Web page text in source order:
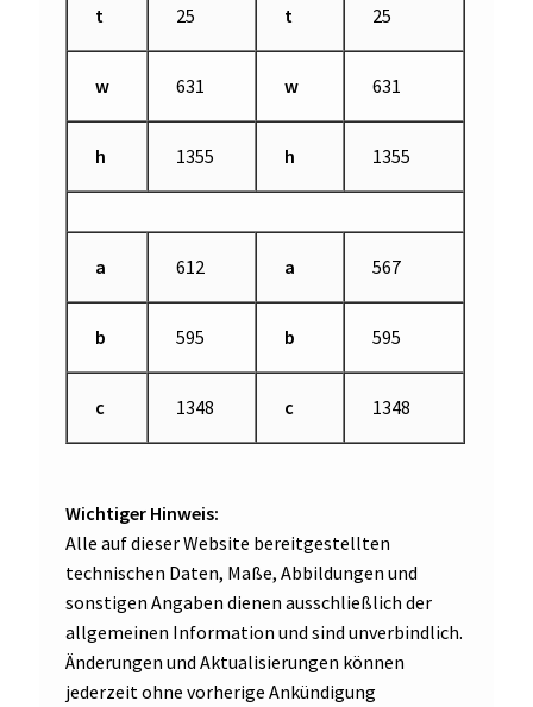
t 25 t 25
w 631 w 631
h 1355 h 1355
a 612 a 567
b 595 b 595
c 1348 c 1348
Wichtiger Hinweis:
Alle auf dieser Website bereitgestellten
technischen Daten, Maße, Abbildungen und
sonstigen Angaben dienen ausschließlich der
allgemeinen Information und sind unverbindlich.
Änderungen und Aktualisierungen können
jederzeit ohne vorherige Ankündigung